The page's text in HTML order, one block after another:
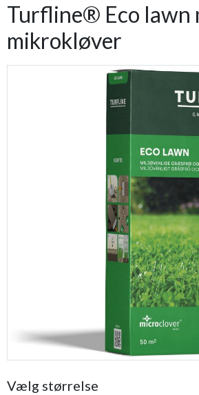
Turfline® Eco lawn
mikrokløver
Vælg størrelse